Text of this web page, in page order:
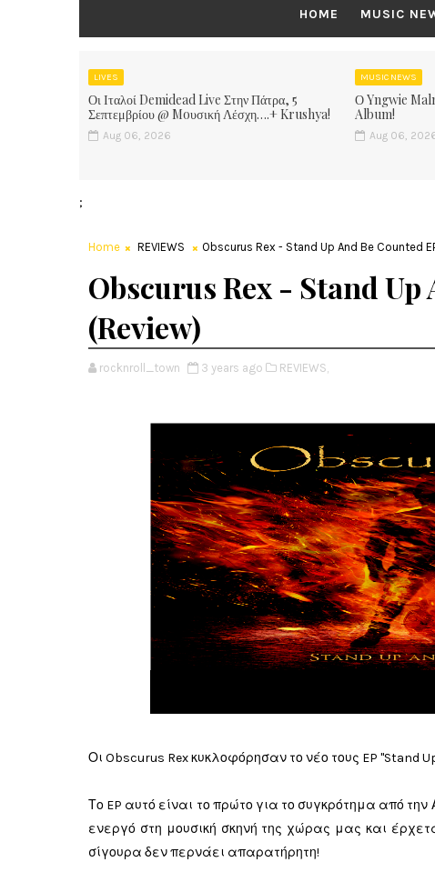
HOME MUSIC
LIVES
Οι Ιταλοί Demidead Live Στην Πάτρα, 5
Σεπτεμβρίου @ Moυσική Λέσχη….+ Krushya!
Aug 06, 2026
MUSIC NEWS
Ο Yngwie
Album!
Aug 06,
;
Home REVIEWS Obscurus Rex - Stand Up And Be Counted
Obscurus Rex - Stand Up
(Review)
rocknroll_town 3 years ago REVIEWS,
Οι Obscurus Rex κυκλοφόρησαν το νέο τους EP "Stand
Το EP αυτό είναι το πρώτο για το συγκρότημα από
ενεργό στη μουσική σκηνή της χώρας μας και
σίγουρα δεν περνάει απαρατήρητη!